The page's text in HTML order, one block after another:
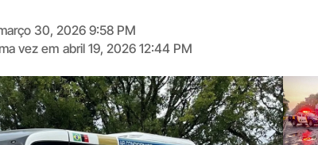
30, 2026 9:58 PM
vez em abril 19, 2026 12:44 PM
Digite
aqui
o
seu